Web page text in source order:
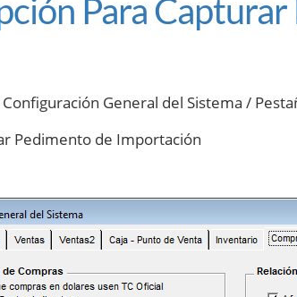
Para
General del Sistema /
Pedimento de Importación